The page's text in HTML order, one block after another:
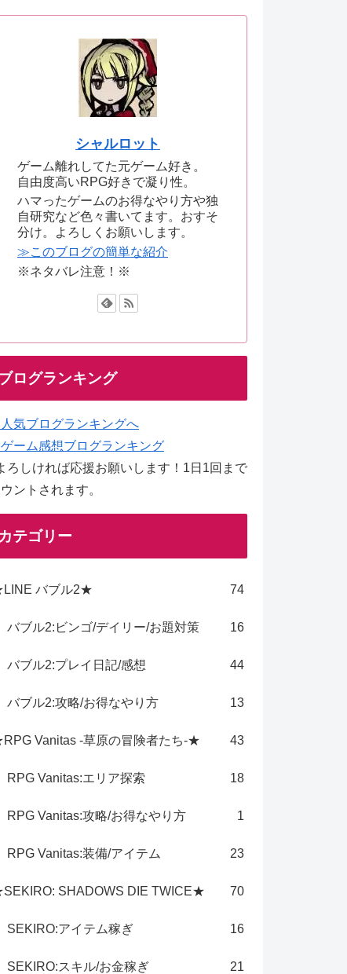
シャルロット
ゲーム離れしてた元ゲーム好き。
自由度高いRPG好きで凝り性。
ハマったゲームのお得なやり方や独
自研究など色々書いてます。おすそ
分け。よろしくお願いします。
≫このブログの簡単な紹介
※ネタバレ注意！※
ログランキング
気ブログランキングへ
ーム感想ブログランキング
ろしければ応援お願いします！1日1回まで
ントされます。
カテゴリー
バブル2★ 74
バブル2:ビンゴ/デイリー/お題対策 16
バブル2:プレイ日記/感想 44
バブル2:攻略/お得なやり方 13
Vanitas -草原の冒険者たち-★ 43
RPG Vanitas:エリア探索 18
RPG Vanitas:攻略/お得なやり方 1
RPG Vanitas:装備/アイテム 23
SHADOWS DIE TWICE★ 70
SEKIRO:アイテム稼ぎ 16
SEKIRO:スキル/お金稼ぎ 21